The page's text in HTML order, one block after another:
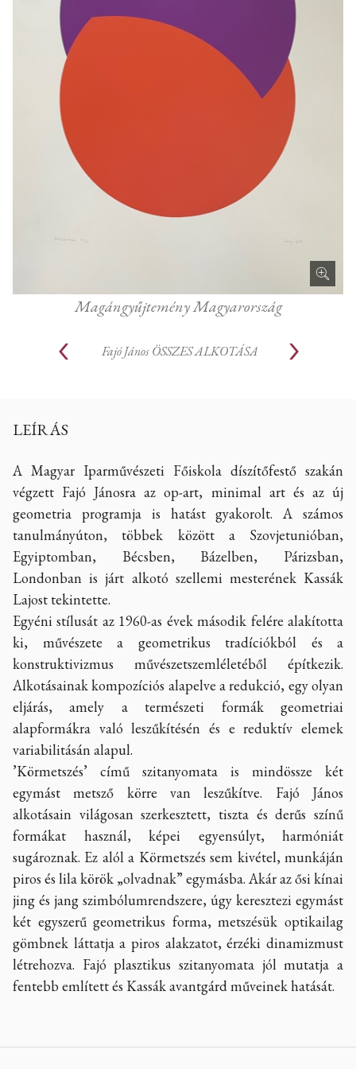
Magángyűjtemény Magyarország
Fajó János ÖSSZES ALKOTÁSA
LEÍRÁS
A Magyar Iparművészeti Főiskola díszítőfestő szakán
végzett Fajó Jánosra az op-art, minimal art és az új
geometria programja is hatást gyakorolt. A számos
tanulmányúton, többek között a Szovjetunióban,
Egyiptomban, Bécsben, Bázelben, Párizsban,
Londonban is járt alkotó szellemi mesterének Kassák
Lajost tekintette.
Egyéni stílusát az 1960-as évek második felére alakította
ki, művészete a geometrikus tradíciókból és a
konstruktivizmus művészetszemléletéből építkezik.
Alkotásainak kompozíciós alapelve a redukció, egy olyan
eljárás, amely a természeti formák geometriai
alapformákra való leszűkítésén és e reduktív elemek
variabilitásán alapul.
’Körmetszés’ című szitanyomata is mindössze két
egymást metsző körre van leszűkítve. Fajó János
alkotásain világosan szerkesztett, tiszta és derűs színű
formákat használ, képei egyensúlyt, harmóniát
sugároznak. Ez alól a Körmetszés sem kivétel, munkáján
piros és lila körök „olvadnak” egymásba. Akár az ősi kínai
jing és jang szimbólumrendszere, úgy keresztezi egymást
két egyszerű geometrikus forma, metszésük optikailag
gömbnek láttatja a piros alakzatot, érzéki dinamizmust
létrehozva. Fajó plasztikus szitanyomata jól mutatja a
fentebb említett és Kassák avantgárd műveinek hatását.